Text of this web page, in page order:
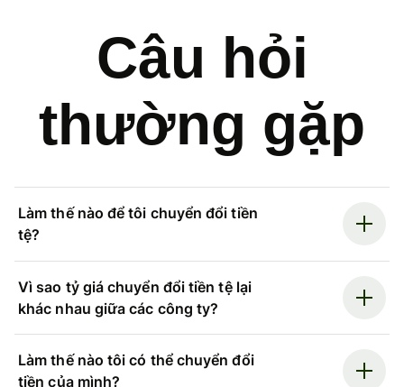
Câu hỏi
thường gặp
Làm thế nào để tôi chuyển đổi tiền
tệ?
Vì sao tỷ giá chuyển đổi tiền tệ lại
khác nhau giữa các công ty?
Làm thế nào tôi có thể chuyển đổi
tiền của mình?